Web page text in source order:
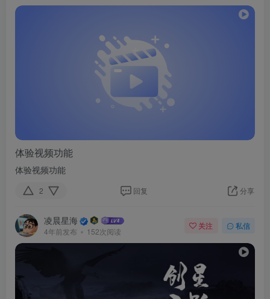
体验视频功能
体验视频功能
2 回复 分享
凌晨星海
4年前发布 152次阅读
关注 私信